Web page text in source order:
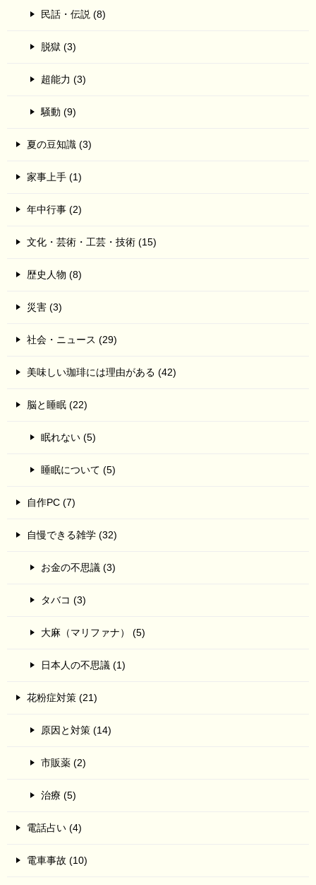
民話・伝説 (8)
脱獄 (3)
超能力 (3)
騒動 (9)
夏の豆知識 (3)
家事上手 (1)
年中行事 (2)
文化・芸術・工芸・技術 (15)
歴史人物 (8)
災害 (3)
社会・ニュース (29)
美味しい珈琲には理由がある (42)
脳と睡眠 (22)
眠れない (5)
睡眠について (5)
自作PC (7)
自慢できる雑学 (32)
お金の不思議 (3)
タバコ (3)
大麻（マリファナ） (5)
日本人の不思議 (1)
花粉症対策 (21)
原因と対策 (14)
市販薬 (2)
治療 (5)
電話占い (4)
電車事故 (10)